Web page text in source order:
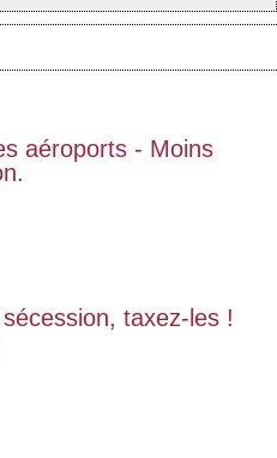
aéroports - Moins
taxez-les !